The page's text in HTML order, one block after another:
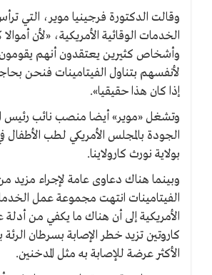
وقالت الدكتورة فرجينيا موير، التي
الخدمات الوقائية الأمريكية، «لأن
وأشخاص كثيرين يعتقدون أنهم
لأنفسهم بتناول الفيتامينات فنحن
إذا كان هذا حقيقيا».
وتشغل «موير» أيضا منصب نائب رئيس
الجودة بالمجلس الأمريكي لطب الأطفال
بولاية نورث كارولاينا.
وبينما هناك دعاوى عامة لإجراء مزيد
الفيتامينات انتهت مجموعة عمل
الأمريكية إلى أن هناك ما يكفي من أدلة
كاروتين تزيد خطر الإصابة بسرطان
الأكثر عرضة للإصابة به مثل المدخنين.